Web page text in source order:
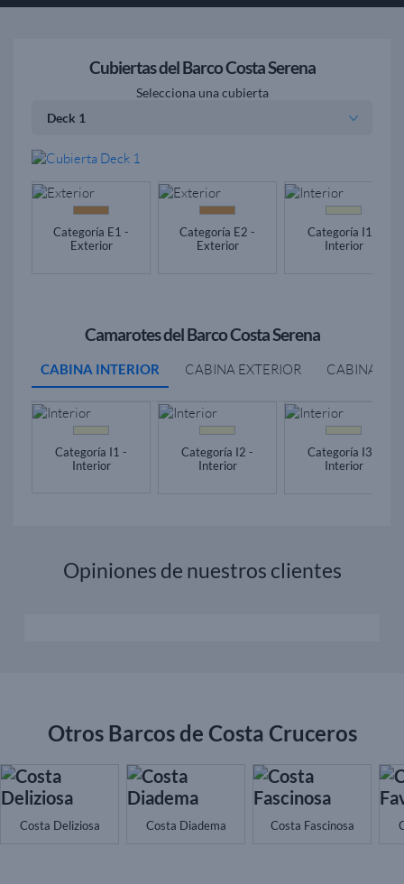
Cubiertas del Barco Costa Serena
Selecciona una cubierta
Categoría E1 -
Exterior
Categoría E2 -
Exterior
Categoría I1 -
Interior
Camarotes del Barco Costa Serena
CABINA INTERIOR CABINA EXTERIOR CABINA
Categoría I1 -
Interior
Categoría I2 -
Interior
Categoría I3 -
Interior
Opiniones de nuestros clientes
Otros Barcos de Costa Cruceros
Costa Deliziosa Costa Diadema Costa Fascinosa